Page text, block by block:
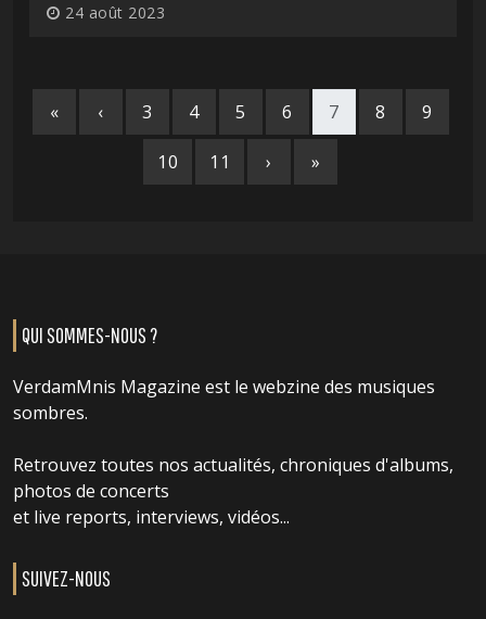
24 août 2023
« ‹ 3 4 5 6 7 8 9
10 11 › »
QUI SOMMES-NOUS ?
VerdamMnis Magazine est le webzine des musiques
sombres.
Retrouvez toutes nos actualités, chroniques d'albums,
photos de concerts
et live reports, interviews, vidéos...
SUIVEZ-NOUS